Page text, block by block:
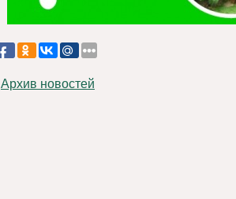
Архив новостей